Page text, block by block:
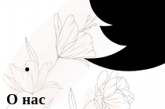
О нас